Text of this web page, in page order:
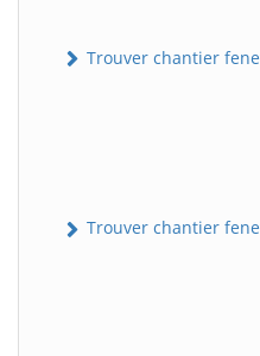
Trouver chantier
Trouver chantier